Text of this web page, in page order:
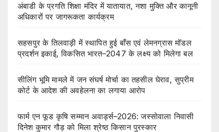
अंबाडी के प्रगति शिक्षा मंदिर में यातायात, नशा मुक्ति और कानूनी
अधिकारों पर जागरूकता कार्यक्रम
सहसपुर के तिलवाड़ी में स्थापित हुई बाँस एवं लेमनग्रास मॉडल
प्रदर्शन इकाई, विकसित भारत–2047 के लक्ष्य को मिलेगा बल
सीलिंग भूमि मामले में जन संघर्ष मोर्चा का तहसील घेराव, सुप्रीम
कोर्ट के आदेश की अवहेलना का लगाया आरोप
फार्म एन फूड कृषि सम्मान अवार्ड्स–2026: जस्सोवाला निवासी
दिनेश कुमार गौड़ को मिला श्रेष्ठ किसान पुरस्कार